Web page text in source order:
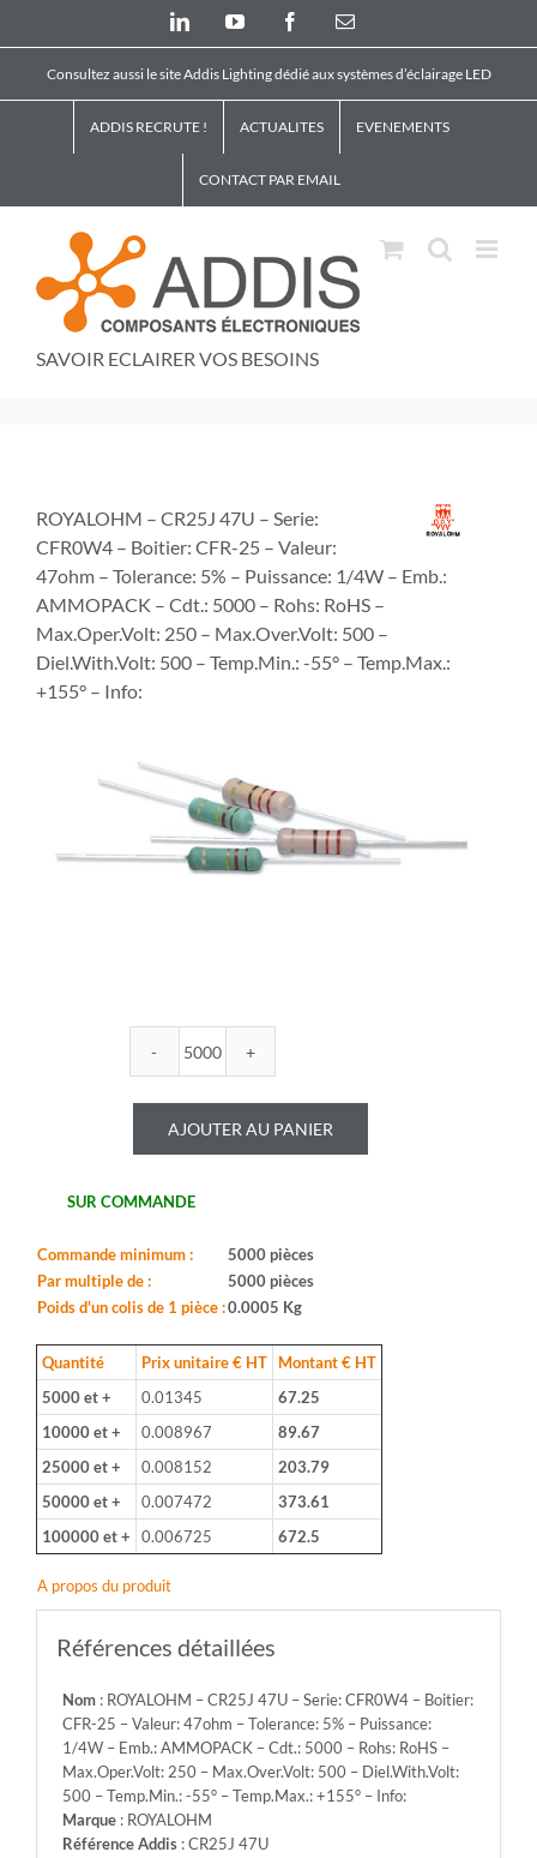
LinkedInYouTube FacebookEmail
Consultez aussi le site Addis Lighting dédié aux systèmes d’éclairage LED
ADDIS RECRUTE ! ACTUALITES EVENEMENTS
CONTACT PAR EMAIL
SAVOIR ECLAIRER VOS BESOINS
ROYALOHM – CR25J 47U – Serie:
CFR0W4 – Boitier: CFR-25 – Valeur:
47ohm – Tolerance: 5% – Puissance: 1/4W – Emb.:
AMMOPACK – Cdt.: 5000 – Rohs: RoHS –
Max.Oper.Volt: 250 – Max.Over.Volt: 500 –
Diel.With.Volt: 500 – Temp.Min.: -55° – Temp.Max.:
+155° – Info:
quantité
-
CR25J
CFR0W4
Boitier:
25
-
Valeur:
47ohm
-
Tolerance:
5%
-
Puissance:
Emb.:
AMMOPACK
-
5000
-
Rohs:
RoHS
-
Max.Oper.Volt:
AJOUTER AU PANIER
SUR COMMANDE
Commande minimum :
5000 pièces
Par multiple de :
5000 pièces
Poids d'un colis de 1 pièce :0.0005 Kg
Quantité Prix unitaire € HT
Montant € HT
5000 et +
0.01345
67.25
10000 et +
0.008967
89.67
25000 et +
0.008152
203.79
50000 et +
0.007472
373.61
100000 et +
0.006725 672.5
A propos du produit
Références détaillées
Nom: ROYALOHM – CR25J 47U – Serie: CFR0W4 – Boitier:
CFR-25 – Valeur: 47ohm – Tolerance: 5% – Puissance:
1/4W – Emb.: AMMOPACK – Cdt.: 5000 – Rohs: RoHS –
Max.Oper.Volt: 250 – Max.Over.Volt: 500 – Diel.With.Volt:
500 – Temp.Min.: -55° – Temp.Max.: +155° – Info:
Marque: ROYALOHM
Référence Addis: CR25J 47U